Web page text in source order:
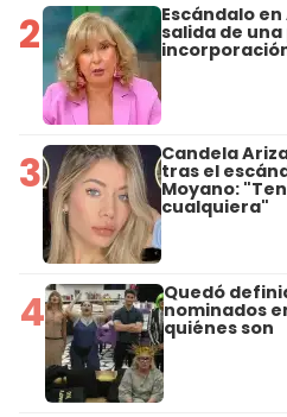
2 Escándalo
salida de
3 Candela
tras el
Moyano:
cualquiera"
4 Quedó
nominados
quiénes son